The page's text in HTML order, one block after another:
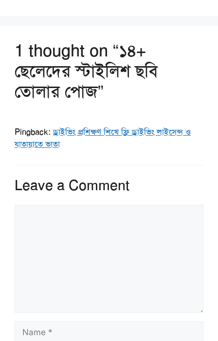
1 thought on “১৪+
ছেলেদের স্টাইলিশ ছবি
তোলার পোজ”
Pingback:ড্রাইভিং প্রশিক্ষণ শিখে ফ্রি ড্রাইভিং লাইসেন্স ও
যাতায়াতে ভাতা
Leave a Comment
Name